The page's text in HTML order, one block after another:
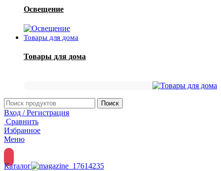
Освещение
Товары для дома
Товары для дома
Поиск
Вход / Регистрация
Сравнить
Избранное
Меню
Каталог